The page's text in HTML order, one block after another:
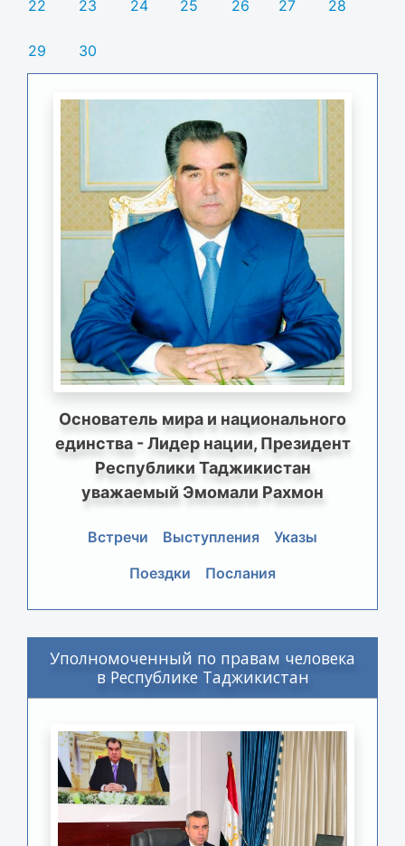
22 23 24 25 26 27 28
29 30
Основатель мира и национального
единства - Лидер нации, Президент
Республики Таджикистан
уважаемый Эмомали Рахмон
Встречи Выступления
Указы
Поездки
Послания
Уполномоченный по правам человека
в Республике Таджикистан